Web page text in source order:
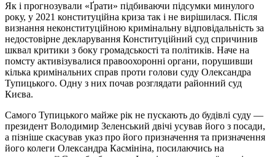
Як і прогнозували «Ґрати» підбиваючи підсумки минулого
року, у 2021 конституційна криза так і не вирішилася. Після
визнання неконституційною кримінальну відповідальність за
недостовірне декларування Конституційний суд спричинив
шквал критики з боку громадськості та політиків. Наче на
помсту активізувалися правоохоронні органи, порушивши
кілька кримінальних справ проти голови суду Олександра
Тупицького. Одну з них почав розглядати районний суд
Києва.
Самого Тупицького майже рік не пускають до будівлі суду —
президент Володимир Зеленський двічі усував його з посади,
а пізніше скасував указ про його призначення та призначення
його колеги Олександра Касмініна, посилаючись на